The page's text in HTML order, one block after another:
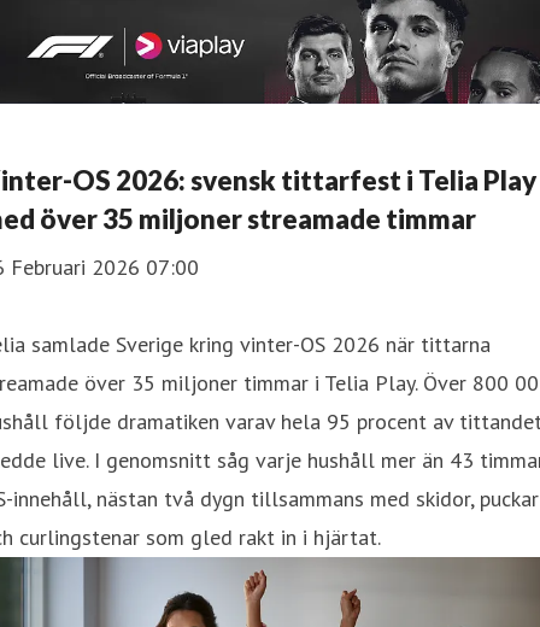
OS 2026: svensk tittarfest i Telia Play
över 35 miljoner streamade timmar
Februari 2026 07:00
samlade Sverige kring vinter-OS 2026 när tittarna
över 35 miljoner timmar i Telia Play. Över 800
följde dramatiken varav hela 95 procent av
live. I genomsnitt såg varje hushåll mer än 43
innehåll, nästan två dygn tillsammans med skidor, puckar
curlingstenar som gled rakt in i hjärtat.